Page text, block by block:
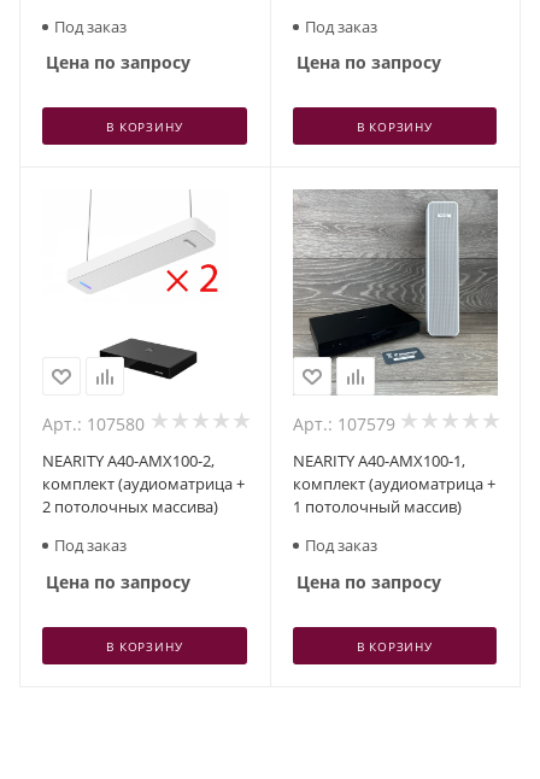
Под заказ
Цена по запросу
В КОРЗИНУ
Под заказ
Цена по запросу
В КОРЗИНУ
Арт.: 107580
NEARITY A40-AMX100-2,
комплект (аудиоматрица +
2 потолочных массива)
Под заказ
Цена по запросу
В КОРЗИНУ
Арт.: 107579
NEARITY A40-AMX100-1,
комплект (аудиоматрица +
1 потолочный массив)
Под заказ
Цена по запросу
В КОРЗИНУ